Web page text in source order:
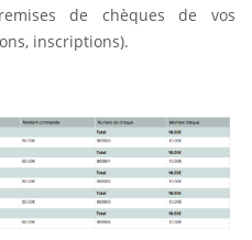
de chèques de vos
inscriptions).